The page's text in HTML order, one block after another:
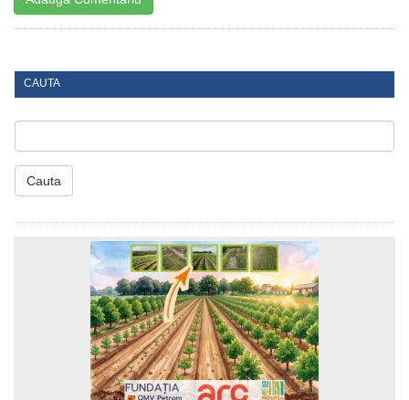
CAUTA
Cauta